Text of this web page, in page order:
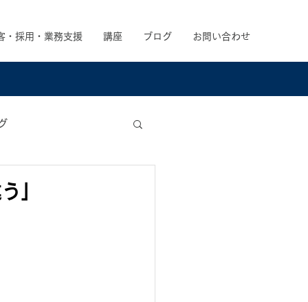
・採用・業務支援 講座 ブログ お問い合わせ
」